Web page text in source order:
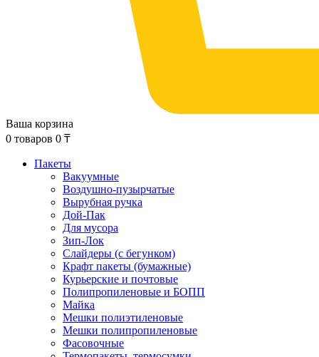
Ваша корзина
0 товаров 0 ₸
Пакеты
Вакуумные
Воздушно-пузырчатые
Вырубная ручка
Дой-Пак
Для мусора
Зип-Лок
Слайдеры (с бегунком)
Крафт пакеты (бумажные)
Курьерские и почтовые
Полипропиленовые и БОПП
Майка
Мешки полиэтиленовые
Мешки полипропиленовые
Фасовочные